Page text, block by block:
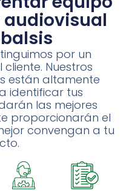
por un
Nuestros
están altamente
identificar tus
las mejores
proporcionarán el
convengan a tu